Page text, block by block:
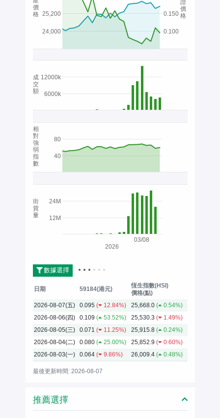
03/08
24,000
25,200
0.100
0.150
6000k
12000k
40
80
12M
24M
2026
價
格
證
價
格
成
交
額
相
對
強
弱
指
數
街
貨
量
數據選擇
日期 59184(港元)
恆生指數(HSI)
價格(點)
2026-08-07(五)
0.095 ( 12.84%) 25,668.0 (
0.54%)
2026-08-06(四)
0.109 ( 53.52%) 25,530.3 (
1.49%)
2026-08-05(三)
0.071 ( 11.25%) 25,915.8 (
0.24%)
2026-08-04(二)
0.080 ( 25.00%) 25,852.9 (
0.60%)
2026-08-03(一)
0.064 ( 9.86%) 26,009.4 ( 0.48%)
最後更新時間: 2026-08-07
推薦選擇